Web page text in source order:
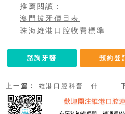
推薦閱讀：
澳門拔牙價目表
珠海維港口腔收費標準
諮詢牙醫 預約登
上一篇： 維港口腔科普—什麼是顳頜關節症？